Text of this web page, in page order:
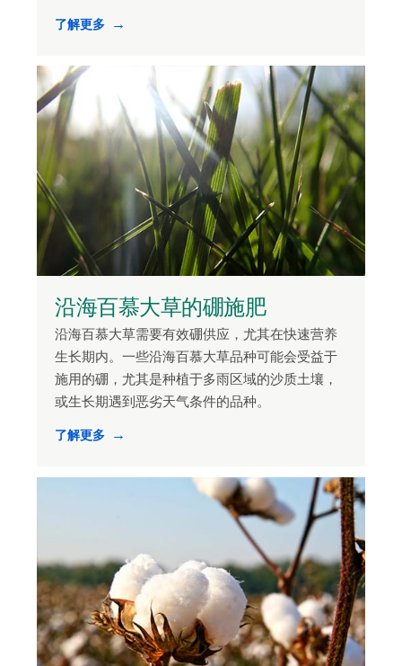
了解更多
沿海百慕大草的硼施肥
沿海百慕大草需要有效硼供应，尤其在快速营养
生长期内。一些沿海百慕大草品种可能会受益于
施用的硼，尤其是种植于多雨区域的沙质土壤，
或生长期遇到恶劣天气条件的品种。
了解更多